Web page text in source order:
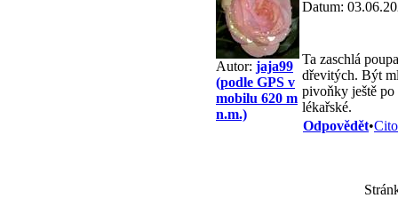
Autor: jaja99
(podle GPS v
mobilu 620 m
n.m.)
Datum:
Ta zaschlá
dřevitých. Být
pivoňky ještě
lékařské.
Odpovědět•